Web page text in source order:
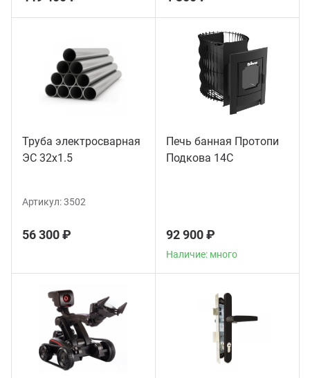
Труба электросварная
ЭС 32x1.5
Артикул:3502
56 300 ₽
Печь банная Протопи
Подкова 14С
92 900 ₽
Наличие: много